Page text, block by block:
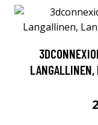
LANGALLINEN,